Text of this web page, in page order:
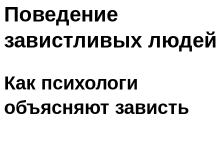
Поведение
завистливых людей
Как психологи
объясняют зависть